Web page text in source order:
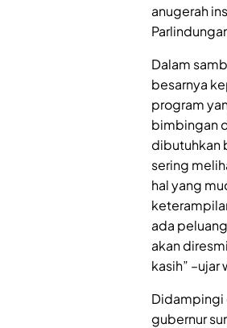
anugerah
Dalam
besarnya
program
bimbingan
dibutuhkan
sering
hal yang
ada
akan
kasih”
Didampingi
gubernur